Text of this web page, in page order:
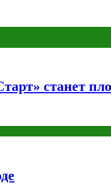
станет